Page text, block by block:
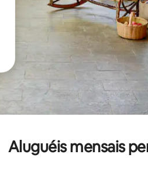
Aluguéis mensais